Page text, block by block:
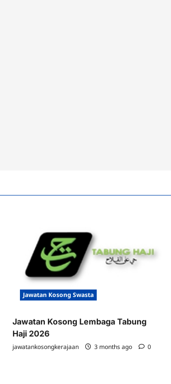
Jawatan Kosong Swasta
Jawatan Kosong Lembaga Tabung
Haji 2026
jawatankosongkerajaan 3 months ago 0